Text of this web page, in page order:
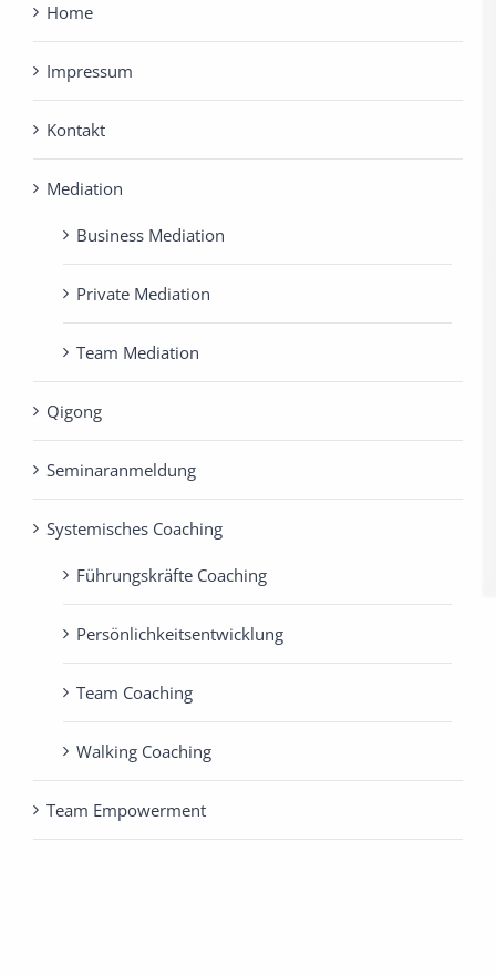
Home
Impressum
Kontakt
Mediation
Business Mediation
Private Mediation
Team Mediation
Qigong
Seminaranmeldung
Systemisches Coaching
Führungskräfte Coaching
Persönlichkeits­entwicklung
Team Coaching
Walking Coaching
Team Empowerment